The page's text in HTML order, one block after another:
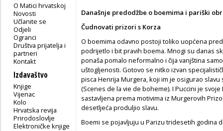
O Matici hrvatskoj
Novosti
Učlanite se
Odjeli
Ogranci
Društva prijatelja i
partneri
Kontakt
Izdavaštvo
Knjige
Vijenac
Kolo
Hrvatska revija
Prirodoslovlje
Elektroničke knjige
Današnje predodžbe o boemima i pariški
Čudnovati prizori s Korza
O boemima odavno postoji toliko uopćena
podrijetlo i bit pravih boema. Mnogi su danas
ponaša pomalo neformalno i čija vanjština
uštogljenosti. Gotovo se nitko izvan
pisca Henrija Murgera, koji im je osigurao
(Scenes de la vie de boheme). I Puccini je
sastavljena prema motivima iz Murgerovih
desetljeća produljio slavu.
Boemi se pojavljuju u Parizu tridesetih godina